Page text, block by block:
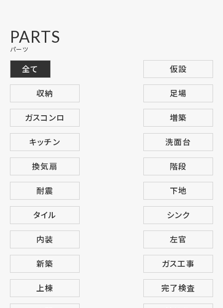
PARTS
パーツ
全て 仮設
収納 足場
ガスコンロ 増築
キッチン 洗面台
換気扇 階段
耐震 下地
タイル シンク
内装 左官
新築 ガス工事
上棟 完了検査